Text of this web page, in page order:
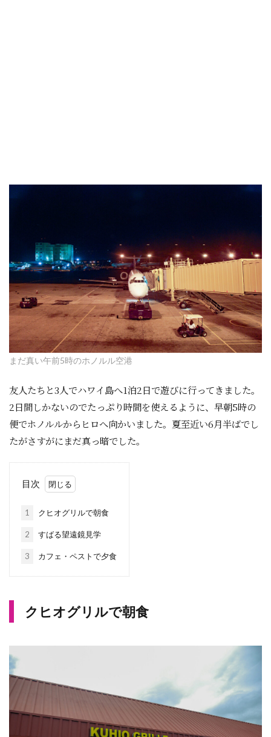
まだ真い午前5時のホノルル空港
友人たちと3人でハワイ島へ1泊2日で遊びに行ってきました。
2日間しかないのでたっぷり時間を使えるように、早朝5時の
便でホノルルからヒロへ向かいました。夏至近い6月半ばでし
たがさすがにまだ真っ暗でした。
目次
1 クヒオグリルで朝食
2 すばる望遠鏡見学
3 カフェ・ペストで夕食
クヒオグリルで朝食